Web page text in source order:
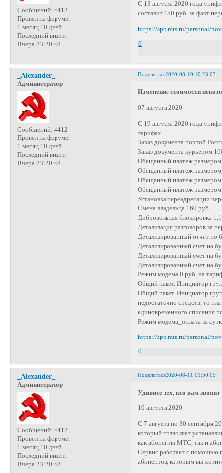
Сообщений: 4412
Провел на форуме:
1 месяц 10 дней
Последний визит:
Вчера 23:20:48
С 13 августа 2020 года
составит 150 руб. за факт
https://spb.mts.ru/personal/
0
Поделиться2020-08-10 10:23:03
_Alexander_
Администратор
Сообщений: 4412
Провел на форуме:
1 месяц 10 дней
Последний визит:
Вчера 23:20:48
Изменение стоимости
07 августа 2020
С 19 августа 2020 года
тарифах.
Заказ документа почтой
Заказ документа курьером
Обещанный платеж размером
Обещанный платеж
Обещанный платеж
Обещанный платеж размером
Установка переадресации
Смена владельца 160 руб.
Добровольная блокировка
Детализация разговоров за
Детализированный отчет по
Детализированный счет на
Детализированный счет на
Детализированный счет на
Режим модема 0 руб. на
Общий пакет. Инициатор
Общий пакет. Инициатор
недостаточно средств, то
единовременного списания
Режим модема_оплата за
https://spb.mts.ru/personal/
0
Поделиться2020-08-11 01:50:05
_Alexander_
Администратор
Сообщений: 4412
Провел на форуме:
1 месяц 10 дней
Последний визит:
Вчера 23:20:48
Удивите тех, кто вам звонит
10 августа 2020
С 7 августа по 30 сентября
который позволяет
как абоненты МТС, так и
Сервис работает с помощью
абонентов, которым вы